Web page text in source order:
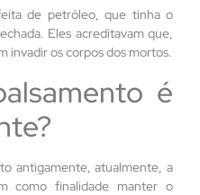
de petróleo, que tinha o
Eles acreditavam que,
invadir os corpos dos mortos.
é
antigamente, atualmente, a
como finalidade manter o